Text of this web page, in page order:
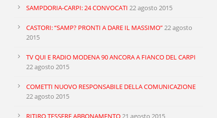
SAMPDORIA-CARPI: 24 CONVOCATI 22 agosto 2015
CASTORI: “SAMP? PRONTI A DARE IL MASSIMO”22 agosto
2015
TV QUI E RADIO MODENA 90 ANCORA A FIANCO DEL CARPI
22 agosto 2015
COMETTI NUOVO RESPONSABILE DELLA COMUNICAZIONE
22 agosto 2015
RITIRO TESSERE ABBONAMENTO 21 agosto 2015